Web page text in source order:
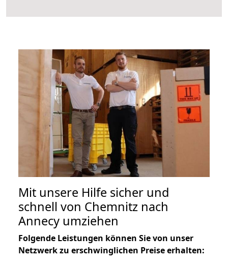
Mit unsere Hilfe sicher und
schnell von Chemnitz nach
Annecy umziehen
Folgende Leistungen können Sie von unser
Netzwerk zu erschwinglichen Preise erhalten: